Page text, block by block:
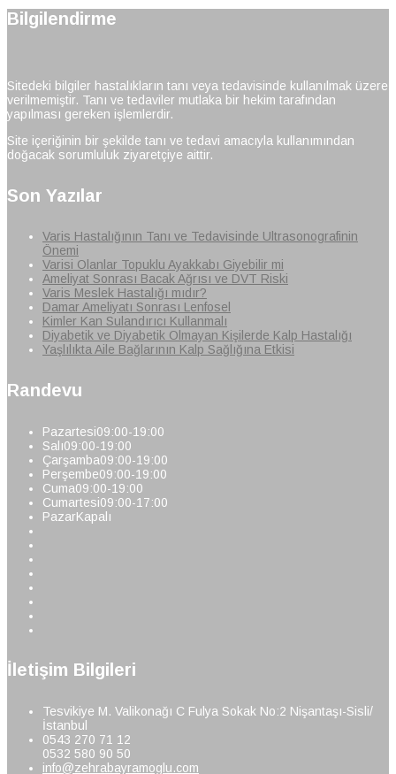
Bilgilendirme
Sitedeki bilgiler hastalıkların tanı veya tedavisinde kullanılmak üzere
verilmemiştir. Tanı ve tedaviler mutlaka bir hekim tarafından
yapılması gereken işlemlerdir.
Site içeriğinin bir şekilde tanı ve tedavi amacıyla kullanımından
doğacak sorumluluk ziyaretçiye aittir.
Son Yazılar
Varis Hastalığının Tanı ve Tedavisinde Ultrasonografinin
Önemi
Varisi Olanlar Topuklu Ayakkabı Giyebilir mi
Ameliyat Sonrası Bacak Ağrısı ve DVT Riski
Varis Meslek Hastalığı mıdır?
Damar Ameliyatı Sonrası Lenfosel
Kimler Kan Sulandırıcı Kullanmalı
Diyabetik ve Diyabetik Olmayan Kişilerde Kalp Hastalığı
Yaşlılıkta Aile Bağlarının Kalp Sağlığına Etkisi
Randevu
Pazartesi09:00-19:00
Salı09:00-19:00
Çarşamba09:00-19:00
Perşembe09:00-19:00
Cuma09:00-19:00
Cumartesi09:00-17:00
PazarKapalı
İletişim Bilgileri
Tesvikiye M. Valikonağı C Fulya Sokak No:2 Nişantaşı-Sisli/
İstanbul
0543 270 71 12
0532 580 90 50
info@zehrabayramoglu.com